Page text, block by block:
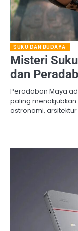
SUKU DAN BUDAYA
Misteri
dan
Peradaban Maya
paling
astronomi,